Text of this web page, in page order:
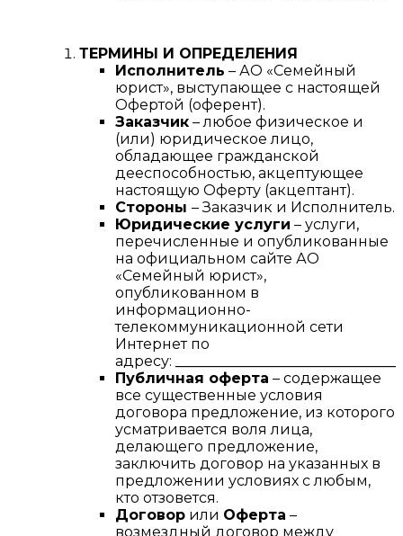
ТЕРМИНЫ И ОПРЕДЕЛЕНИЯ
Исполнитель – АО «Семейный
юрист», выступающее с настоящей
Офертой (оферент).
Заказчик – любое физическое и
(или) юридическое лицо,
обладающее гражданской
дееспособностью, акцептующее
настоящую Оферту (акцептант).
Стороны – Заказчик и Исполнитель.
Юридические услуги – услуги,
перечисленные и опубликованные
на официальном сайте АО
«Семейный юрист»,
опубликованном в
информационно-
телекоммуникационной сети
Интернет по
адресу:
Публичная оферта – содержащее
все существенные условия
договора предложение, из которого
усматривается воля лица,
делающего предложение,
заключить договор на указанных в
предложении условиях с любым,
кто отзовется.
Договор или Оферта –
возмездный договор между